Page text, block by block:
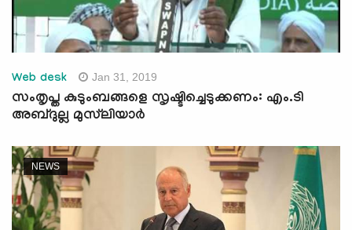
Web desk Jan 31, 2019
സംതൃപ്ത കുടുംബങ്ങളെ സൃഷ്ടിച്ചെടുക്കണം: എം.ടി
അബ്ദുല്ല മുസ്‌ലിയാര്‍
NEWS